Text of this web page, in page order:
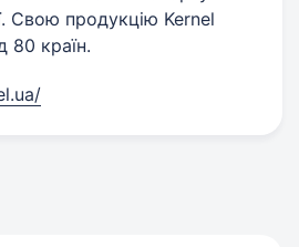
Свою продукцію Kernel
80 країн.